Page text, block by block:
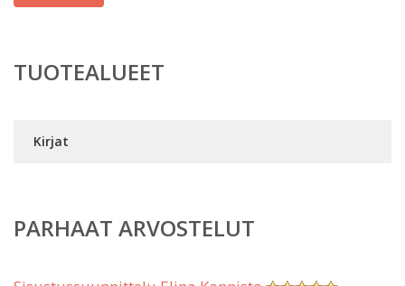
TUOTEALUEET
Kirjat
PARHAAT ARVOSTELUT